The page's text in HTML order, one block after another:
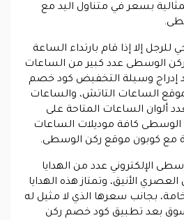
بسعر في متناول اليد مع
إلا إذا قام بارتداء الساعة
الوسطى عدد كبير من الساعات
إدراج وسيلة التخفيض كود خصم
الساعات التاتش، والساعات
ألوان الساعات المتاحة على
الوسطى كافة موديلات الساعات
مع كوبون موقع ركن الوسطى.
الإلكتروني عدد من الهدايا
العصري الأنيق، وتمتاز هذه الهدايا
بجانب سعرها الذي لا مثيل له
بعد تطبيق كود خصم ركن